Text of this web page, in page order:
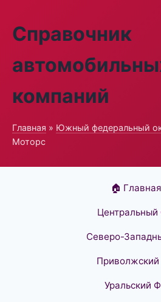
Справочник
компаний
Главная » Южный федеральный
Моторс
🏠 Главная
Северо-
Уральский